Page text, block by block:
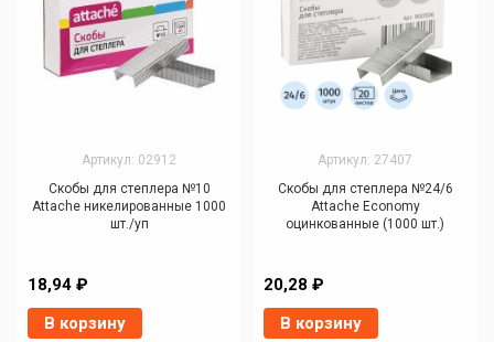
Артикул: 02912
Скобы для степлера №10
Attache никелированные 1000
шт./уп
18,94 ₽
В корзину
Артикул: 27407
Скобы для степлера №24/6
Attache Economy
оцинкованные (1000 шт.)
20,28 ₽
В корзину